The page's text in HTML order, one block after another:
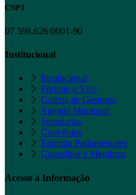
CNPJ
07.598.626/0001-90
Institucional
Institucional
Prefeito e Vice
Galeria de Gestores
Agenda Municpal
Secretarias
Convênios
Emenda Parlamentares
Conselhos e Membros
Acesso à Informação